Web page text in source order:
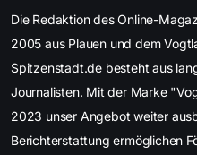
Die Redaktion des Online-
2005 aus Plauen und dem
Spitzenstadt.de besteht aus
Journalisten. Mit der Marke
2023 unser Angebot weiter
Berichterstattung ermöglichen